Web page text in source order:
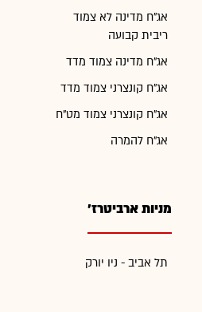
אג"ח מדינה לא צמוד
ריבית קבועה
אג"ח מדינה צמוד מדד
אג"ח קונצרני צמוד מדד
אג"ח קונצרני צמוד מט"ח
אג"ח להמרה
מניות ארביטרז'
תל אביב - ניו יורק